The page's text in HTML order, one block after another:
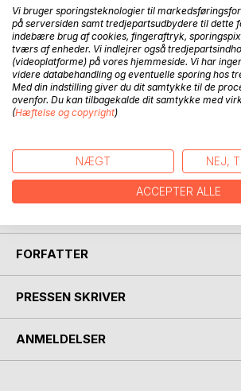
BESKRIVELSE
En lille dreng i vaders, et uventet
på ny.
FORFATTER
PRESSEN SKRIVER
ANMELDELSER
Vi bruger sporingsteknologier til
på serversiden samt tredjepartsudbydere til dette
indebære brug af cookies, fingeraftryk,
tværs af enheder. Vi indlejrer også
(videoplatforme) på vores hjemmeside. Vi har
videre databehandling og eventuelle sporing hos
Med din indstilling giver du dit samtykke til de
ovenfor. Du kan tilbagekalde dit samtykke med
(Hæftelse og copyright)
NÆGT NEJ,
ACCEPTER ALLE